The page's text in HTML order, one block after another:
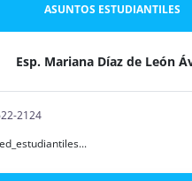
ASUNTOS ESTUDIANTILES
Esp. Mariana Díaz de León
2124